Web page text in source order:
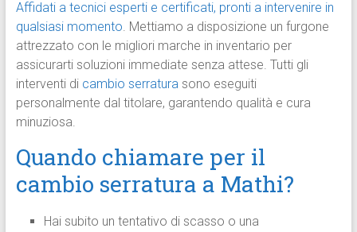
Affidati a tecnici esperti e certificati, pronti a intervenire in
qualsiasi momento. Mettiamo a disposizione un furgone
attrezzato con le migliori marche in inventario per
assicurarti soluzioni immediate senza attese. Tutti gli
interventi di cambio serraturasono eseguiti
personalmente dal titolare, garantendo qualità e cura
minuziosa.
Quando chiamare per il
cambio serratura a Mathi?
Hai subito un tentativo di scasso o una